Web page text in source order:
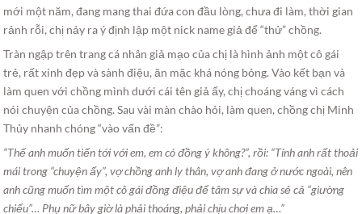
mới một năm, đang mang thai đứa con đầu lòng, chưa đi làm, thời gian
rảnh rỗi, chị nảy ra ý định lập một nick name giả để “thử” chồng.
Tràn ngập trên trang cá nhân giả mạo của chị là hình ảnh một cô gái
trẻ, rất xinh đẹp và sành điệu, ăn mặc khá nóng bỏng. Vào kết bạn và
làm quen với chồng mình dưới cái tên giả ấy, chị choáng váng vì cách
nói chuyện của chồng. Sau vài màn chào hỏi, làm quen, chồng chị Minh
Thủy nhanh chóng “vào vấn đề”:
“Thế anh muốn tiến tới với em, em có đồng ý không?”, rồi: “Tính anh rất thoải
mái trong “chuyện ấy”, vợ chồng anh ly thân, vợ anh đang ở nước ngoài, nên
anh cũng muốn tìm một cô gái đồng điệu để tâm sự và chia sẻ cả “giường
chiếu”… Phụ nữ bây giờ là phải thoáng, phải chịu chơi em ạ…”